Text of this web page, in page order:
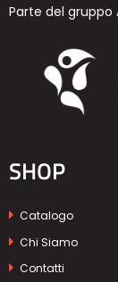
Parte del gruppo
SHOP
Catalogo
Chi Siamo
Contatti